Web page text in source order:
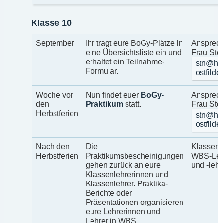
Klasse 10
September
Ihr tragt eure BoGy-Plätze in
eine Übersichtsliste ein und
erhaltet ein Teilnahme-
Formular.
Frau
Woche vor
den
Herbstferien
Nun findet euer BoGy-
Praktikumstatt.
Frau
Nach den
Herbstferien
Die
Praktikumsbescheinigungen
gehen zurück an eure
Klassenlehrerinnen und
Klassenlehrer. Praktika-
Berichte oder
Präsentationen organisieren
eure Lehrerinnen und
Lehrer in WBS.
WBS-
und -